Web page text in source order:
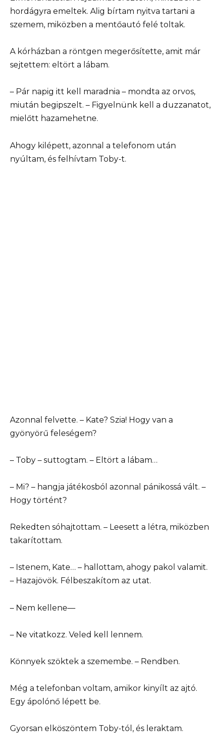
hordágyra emeltek. Alig bírtam nyitva tartani a
szemem, miközben a mentőautó felé toltak.
A kórházban a röntgen megerősítette, amit már
sejtettem: eltört a lábam.
– Pár napig itt kell maradnia – mondta az orvos,
miután begipszelt. – Figyelnünk kell a duzzanatot,
mielőtt hazamehetne.
Ahogy kilépett, azonnal a telefonom után
nyúltam, és felhívtam Toby-t.
Azonnal felvette. – Kate? Szia! Hogy van a
gyönyörű feleségem?
– Toby – suttogtam. – Eltört a lábam…
– Mi? – hangja játékosból azonnal pánikossá vált. –
Hogy történt?
Rekedten sóhajtottam. – Leesett a létra, miközben
takarítottam.
– Istenem, Kate… – hallottam, ahogy pakol valamit.
– Hazajövök. Félbeszakítom az utat.
– Nem kellene—
– Ne vitatkozz. Veled kell lennem.
Könnyek szöktek a szemembe. – Rendben.
Még a telefonban voltam, amikor kinyílt az ajtó.
Egy ápolónő lépett be.
Gyorsan elköszöntem Toby-tól, és leraktam.